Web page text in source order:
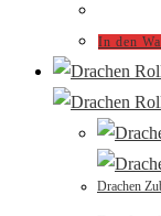
In den
Drachen